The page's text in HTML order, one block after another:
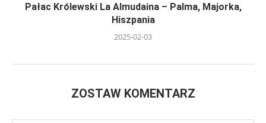
Pałac Królewski La Almudaina – Palma, Majorka,
Hiszpania
2025-02-03
ZOSTAW KOMENTARZ